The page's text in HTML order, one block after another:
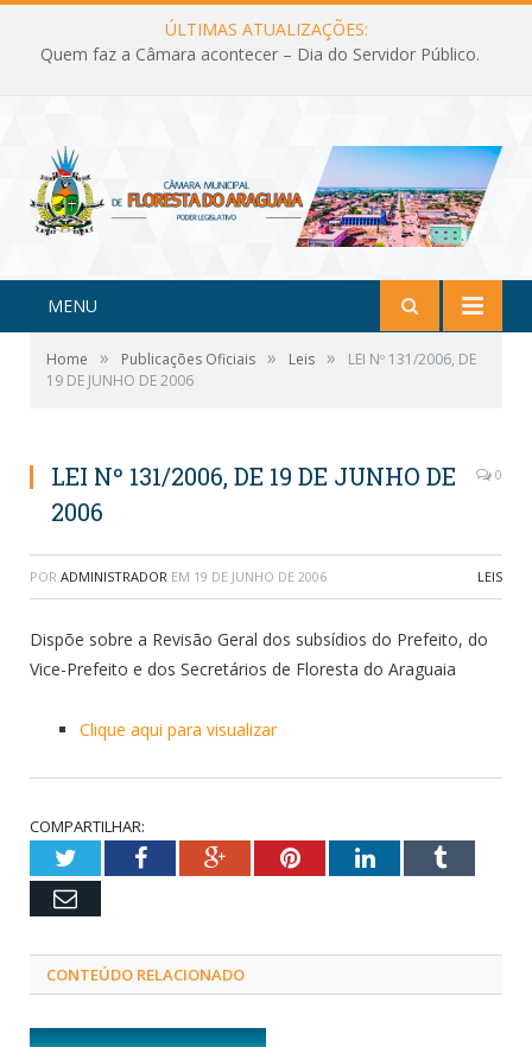
ÚLTIMAS ATUALIZAÇÕES:
Quem faz a Câmara acontecer – Dia do Servidor Público.
MENU
Home » Publicações Oficiais » Leis »
LEI Nº 131/2006, DE
19 DE JUNHO DE 2006
LEI Nº 131/2006, DE 19 DE JUNHO DE
2006
0
POR ADMINISTRADOR EM 19 DE JUNHO DE 2006 LEIS
Dispõe sobre a Revisão Geral dos subsídios do Prefeito, do
Vice-Prefeito e dos Secretários de Floresta do Araguaia
Clique aqui para visualizar
COMPARTILHAR:
TwitterFacebookGoogle+PinterestLinkedInTumblr
Email
CONTEÚDO RELACIONADO